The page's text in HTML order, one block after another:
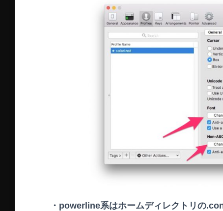
・powerline系はホームディレクトリの